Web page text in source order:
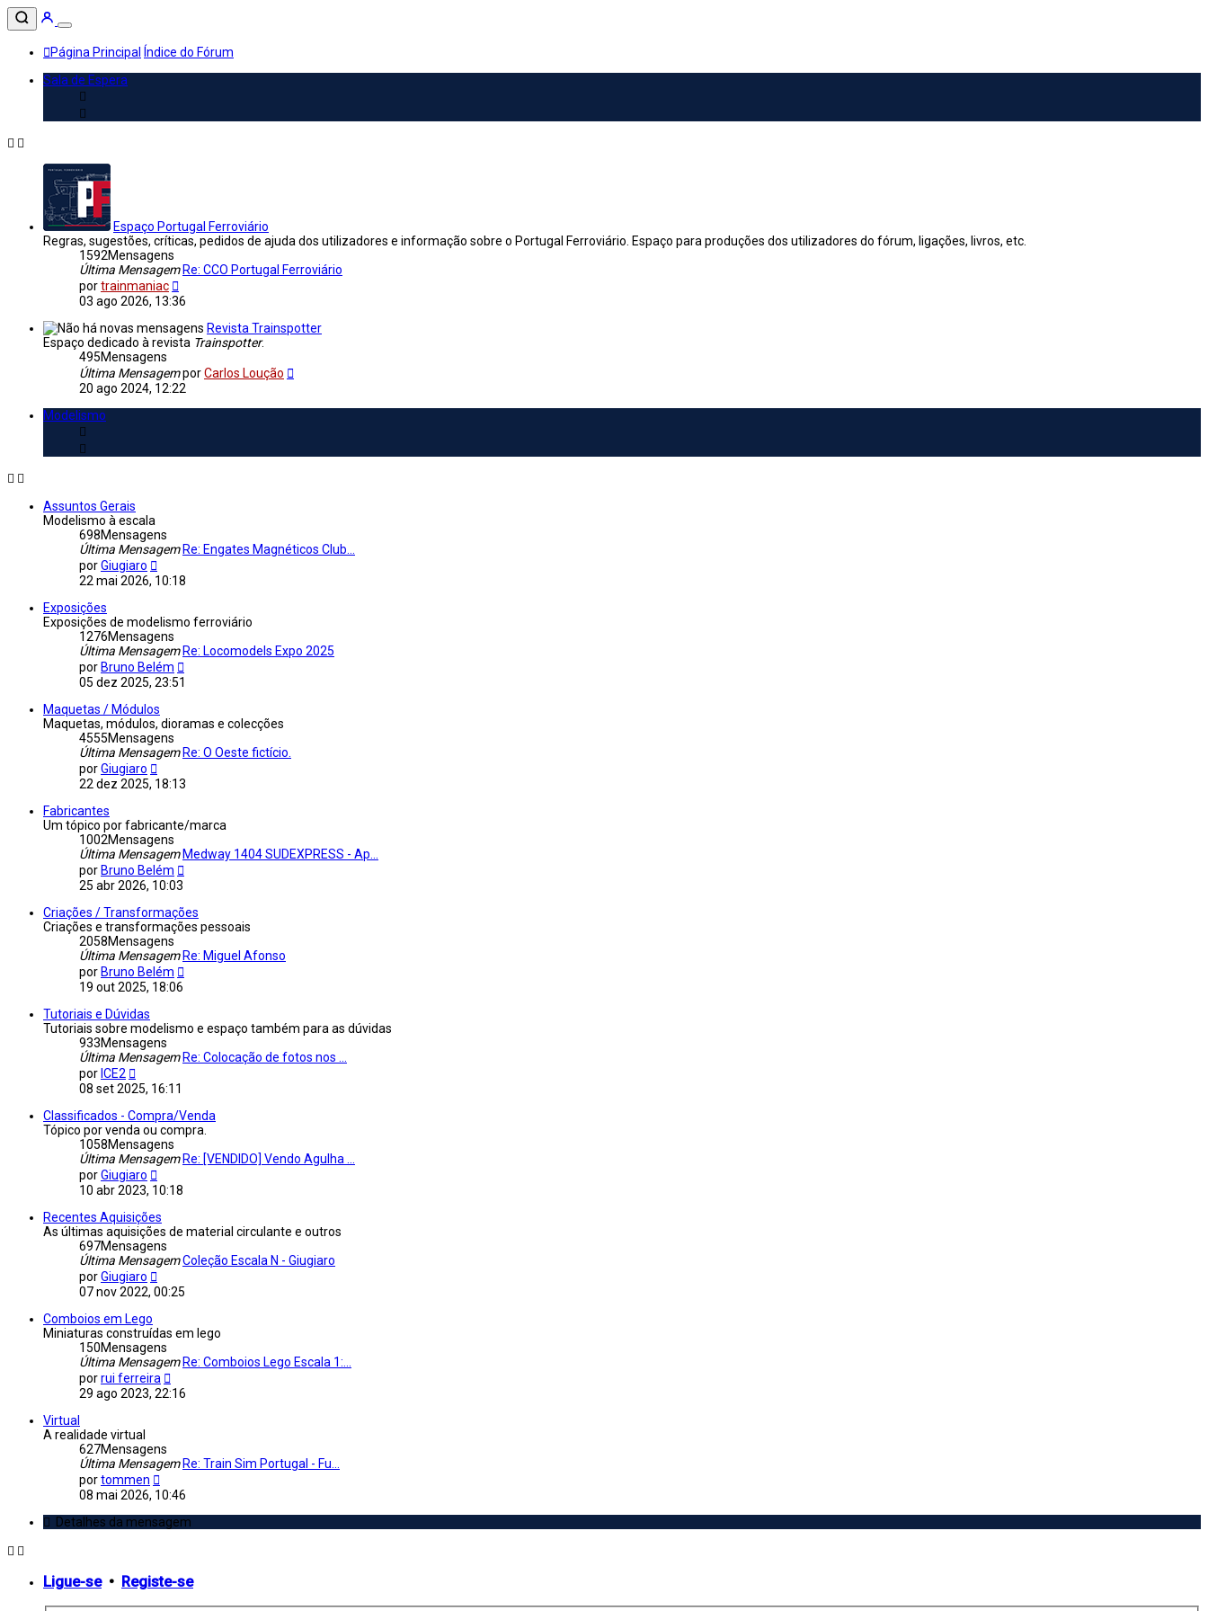
Página Principal
Índice do Fórum
Sala de Espera
Espaço Portugal Ferroviário
Regras, sugestões, críticas, pedidos de ajuda dos utilizadores e informação sobre o Portugal Ferroviário. Espaço para produções dos utilizadores do fórum, ligações, livros, etc.
1592Mensagens
Última Mensagem Re: CCO Portugal Ferroviário
portrainmaniac
a
Mensagem
03 ago 2026, 13:36
Revista Trainspotter
Espaço dedicado à revista Trainspotter.
495Mensagens
Última MensagemporCarlos Loução
20 ago 2024, 12:22
Modelismo
Assuntos Gerais
Modelismo à escala
698Mensagens
Última Mensagem Re: Engates Magnéticos Club...
porGiugiaro
a
22 mai 2026, 10:18
Exposições
Exposições de modelismo ferroviário
1276Mensagens
Última Mensagem Re: Locomodels Expo 2025
por Bruno Belém
05 dez 2025, 23:51
Maquetas / Módulos
Maquetas, módulos, dioramas e colecções
4555Mensagens
Última Mensagem Re: O Oeste fictício.
porGiugiaro
a
22 dez 2025, 18:13
Fabricantes
Um tópico por fabricante/marca
1002Mensagens
Última Mensagem Medway 1404 SUDEXPRESS - Ap...
por Bruno Belém
Mensagem
25 abr 2026, 10:03
Criações / Transformações
Criações e transformações pessoais
2058Mensagens
Última Mensagem Re: Miguel Afonso
por Bruno Belém
19 out 2025, 18:06
Tutoriais e Dúvidas
Tutoriais sobre modelismo e espaço também para as dúvidas
933Mensagens
Última Mensagem Re: Colocação de fotos nos ...
por ICE2
a
última
Mensagem
08 set 2025, 16:11
Classificados - Compra/Venda
Tópico por venda ou compra.
1058Mensagens
Última Mensagem Re: [VENDIDO] Vendo Agulha ...
porGiugiaro
a
Mensagem
10 abr 2023, 10:18
Recentes Aquisições
As últimas aquisições de material circulante e outros
697Mensagens
Última MensagemColeção Escala N - Giugiaro
porGiugiaro
a
07 nov 2022, 00:25
Comboios em Lego
Miniaturas construídas em lego
150Mensagens
Última Mensagem Re: Comboios Lego Escala 1:...
porrui ferreira
a
29 ago 2023, 22:16
Virtual
A realidade virtual
627Mensagens
Última Mensagem Re: Train Sim Portugal - Fu...
portommen
a
Mensagem
08 mai 2026, 10:46
Detalhes da mensagem
Ligue-se• Registe-se